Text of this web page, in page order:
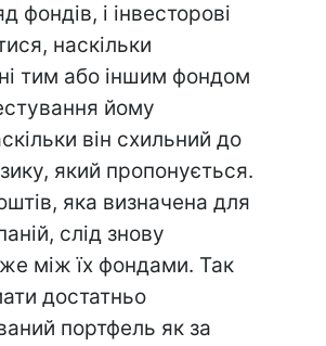
фондів, і інвесторові
наскільки
тим або іншим фондом
йому
він схильний до
який пропонується.
яка визначена для
слід знову
між їх фондами. Так
достатньо
портфель як за